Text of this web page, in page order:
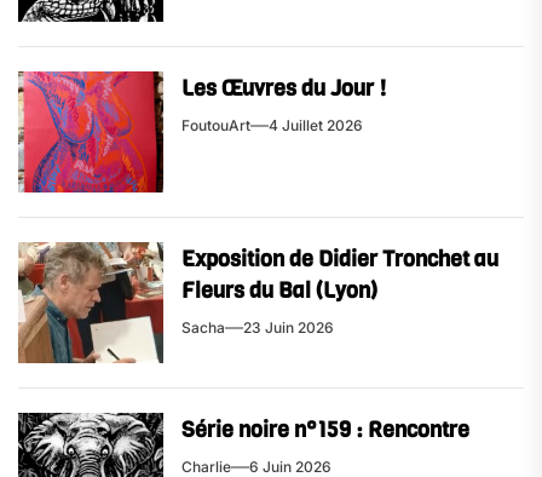
Les Œuvres du Jour !
FoutouArt 4 Juillet 2026
Exposition de Didier Tronchet au
Fleurs du Bal (Lyon)
Sacha 23 Juin 2026
Série noire n°159 : Rencontre
Charlie 6 Juin 2026